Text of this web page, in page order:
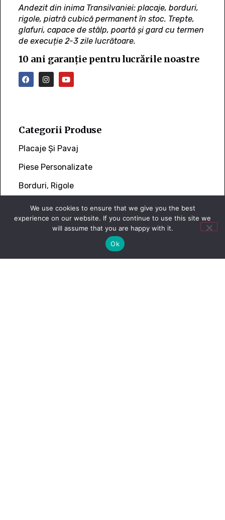
Andezit din inima Transilvaniei: placaje, borduri,
rigole, piatră cubică permanent în stoc. Trepte,
glafuri, capace de stâlp, poartă și gard cu termen
de execuție 2-3 zile lucrătoare.
10 ani garanție pentru lucrările noastre
Categorii Produse
Placaje Și Pavaj
Piese Personalizate
Borduri, Rigole
Piatră Cubică
Link-uri Utile
We use cookies to ensure that we give you the best
experience on our website. If you continue to use this site we
will assume that you are happy with it.
Ok